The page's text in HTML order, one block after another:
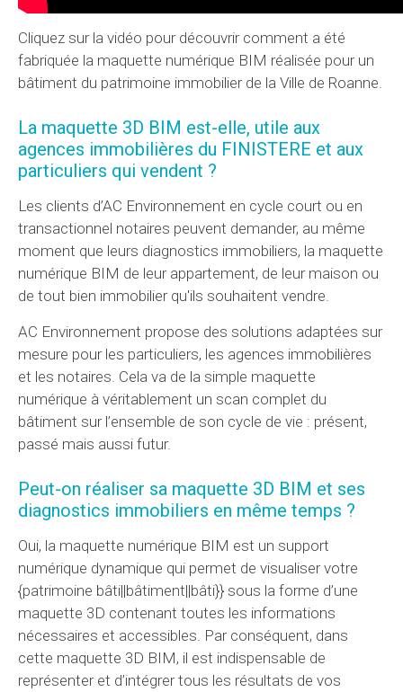
Cliquez sur la vidéo pour découvrir comment a été
fabriquée la maquette numérique BIM réalisée pour un
bâtiment du patrimoine immobilier de la Ville de Roanne.
La maquette 3D BIM est-elle, utile aux
agences immobilières du FINISTERE et aux
particuliers qui vendent ?
Les clients d’AC Environnement en cycle court ou en
transactionnel notaires peuvent demander, au même
moment que leurs diagnostics immobiliers, la maquette
numérique BIM de leur appartement, de leur maison ou
de tout bien immobilier qu'ils souhaitent vendre.
AC Environnement propose des solutions adaptées sur
mesure pour les particuliers, les agences immobilières
et les notaires. Cela va de la simple maquette
numérique à véritablement un scan complet du
bâtiment sur l’ensemble de son cycle de vie : présent,
passé mais aussi futur.
Peut-on réaliser sa maquette 3D BIM et ses
diagnostics immobiliers en même temps ?
Oui, la maquette numérique BIM est un support
numérique dynamique qui permet de visualiser votre
{patrimoine bâti||bâtiment||bâti}} sous la forme d’une
maquette 3D contenant toutes les informations
nécessaires et accessibles. Par conséquent, dans
cette maquette 3D BIM, il est indispensable de
représenter et d’intégrer tous les résultats de vos